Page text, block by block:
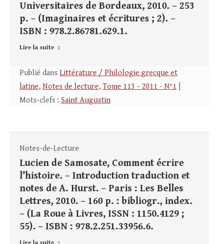
Universitaires de Bordeaux, 2010. – 253
p. – (Imaginaires et écritures ; 2). –
ISBN : 978.2.86781.629.1.
Lire la suite
Publié dans Littérature / Philologie grecque et
latine, Notes de lecture, Tome 113 - 2011 - N°1
Mots-clefs : Saint Augustin
Notes-de-Lecture
Lucien de Samosate, Comment écrire
l’histoire. – Introduction traduction et
notes de A. Hurst. – Paris : Les Belles
Lettres, 2010. – 160 p. : bibliogr., index.
– (La Roue à Livres, ISSN : 1150.4129 ;
55). – ISBN : 978.2.251.33956.6.